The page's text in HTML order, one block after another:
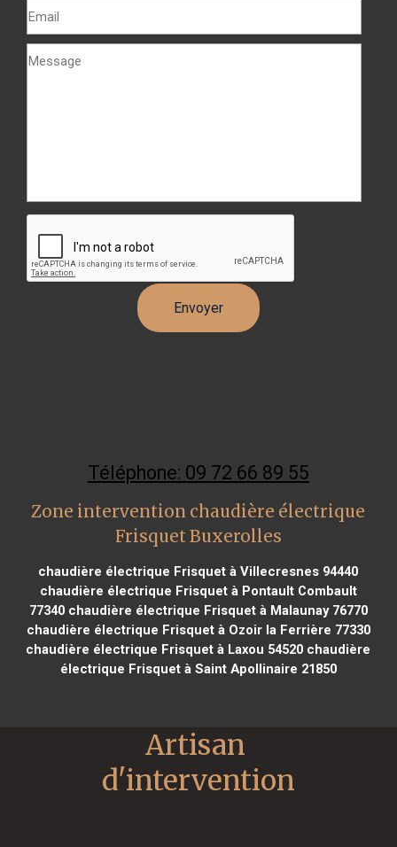
Téléphone: 09 72 66 89 55
Zone intervention chaudière électrique
Frisquet Buxerolles
chaudière électrique Frisquet à Villecresnes 94440
chaudière électrique Frisquet à Pontault Combault
77340chaudière électrique Frisquet à Malaunay 76770
chaudière électrique Frisquet à Ozoir la Ferrière 77330
chaudière électrique Frisquet à Laxou 54520 chaudière
électrique Frisquet à Saint Apollinaire 21850
Artisan
d'intervention